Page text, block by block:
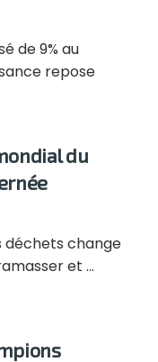
de 9% au
repose
du
déchets change
et ...